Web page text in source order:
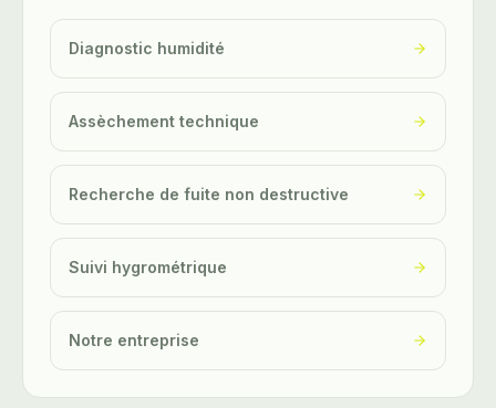
Diagnostic humidité
Assèchement technique
Recherche de fuite non destructive
Suivi hygrométrique
Notre entreprise